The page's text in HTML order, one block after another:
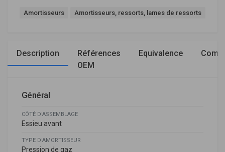
Amortisseurs Amortisseurs, ressorts, lames de ressorts
Description
Références
OEM
Equivalence
Général
CÔTÉ D'ASSEMBLAGE
Essieu avant
TYPE D'AMORTISSEUR
Pression de gaz